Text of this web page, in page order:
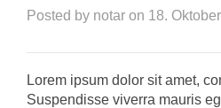
Posted by notar on 18.
Lorem ipsum dolor sit amet,
Suspendisse viverra mauris